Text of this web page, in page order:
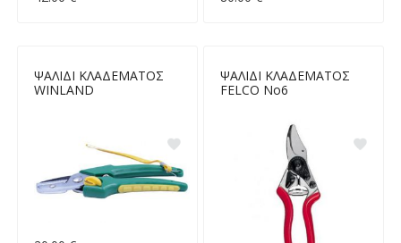
ΨΑΛΙΔΙ ΚΛΑΔΕΜΑΤΟΣ
WINLAND
ΨΑΛΙΔΙ ΚΛΑΔΕΜΑΤΟΣ
FELCO Νο6